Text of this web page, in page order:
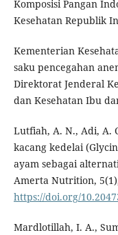
Komposisi Pangan
Kesehatan Republik
Kementerian
saku pencegahan
Direktorat Jenderal
dan Kesehatan Ibu
Lutfiah, A. N., Adi, A.
kacang kedelai
ayam sebagai
Amerta Nutrition,
https://doi.org/
Mardlotillah, I. A.,